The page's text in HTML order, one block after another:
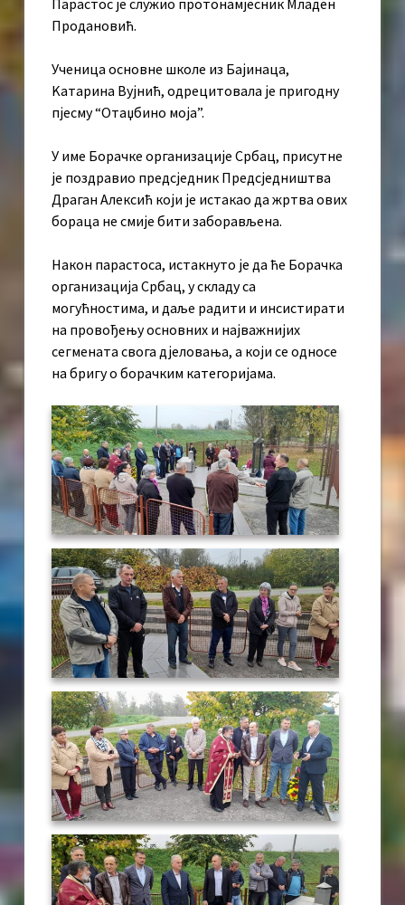
Продановић.
Ученица основне школе из Бајинаца,
Kатарина Вујнић, одрецитовала је пригодну
пјесму “Отаџбино моја”.
У име Борaчке организације Србац, присутне
је поздравио предсједник Предсједништва
Драган Алексић који је истакао да жртва ових
бораца не смије бити заборављена.
Након парастоса, истакнуто је да ће Борачка
организација Србац, у складу са
могућностима, и даље радити и инсистирати
на провођењу основних и најважнијих
сегмената свога дјеловања, а који се односе
на бригу о борачким категоријама.